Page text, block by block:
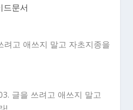
드문서
글을 쓰려고 애쓰지 말고